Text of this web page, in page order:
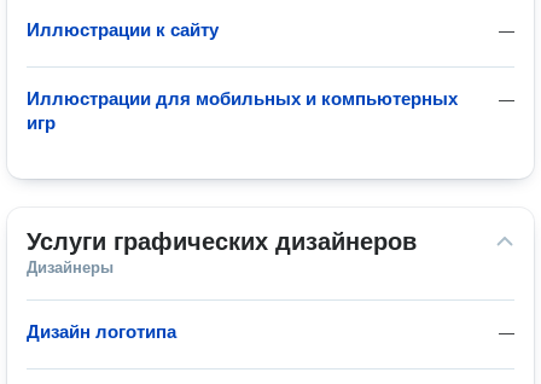
—
Иллюстрации к сайту
—
Иллюстрации для мобильных и компьютерных
игр
Услуги графических дизайнеров
Дизайнеры
—
Дизайн логотипа